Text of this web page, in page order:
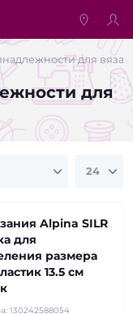
для
для
Alpina SILR
для
размера
13.5 см
130242588054